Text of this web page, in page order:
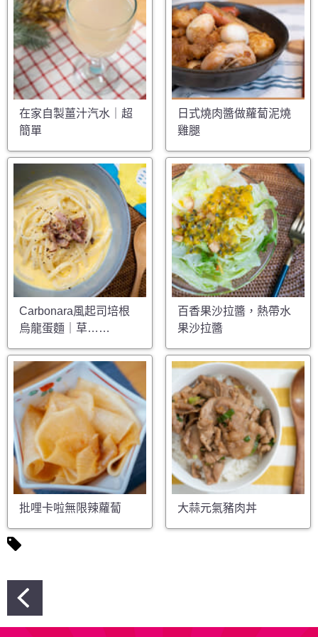
在家自製薑汁汽水｜超
簡單
日式燒肉醬做蘿蔔泥燒
雞腿
Carbonara風起司培根
烏龍蛋麵｜草……
百香果沙拉醬，熱帶水
果沙拉醬
批哩卡啦無限辣蘿蔔 大蒜元氣豬肉丼
文
章